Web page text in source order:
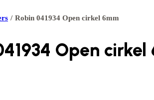
/ Robin 041934 Open cirkel 6mm
Open cirkel